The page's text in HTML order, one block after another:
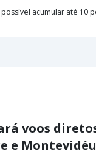
acumular até 10
voos
e Montevidéu